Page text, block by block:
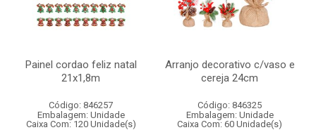
Painel cordao feliz natal
21x1,8m
Código: 846257
Embalagem: Unidade
Caixa Com: 120 Unidade(s)
Arranjo decorativo c/vaso e
cereja 24cm
Código: 846325
Embalagem: Unidade
Caixa Com: 60 Unidade(s)